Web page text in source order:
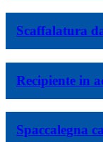
Scaffalatura
Recipiente in
Spaccalegna